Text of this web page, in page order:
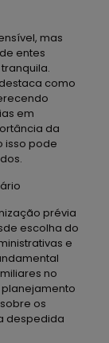
mas
entes
como
em
da
isso pode
prévia
escolha do
e
no
os
despedida